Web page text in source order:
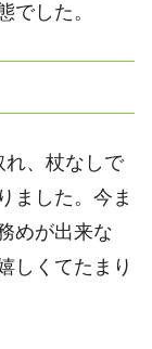
でした。
れ、杖なしで
ました。今ま
めが出来な
しくてたまり